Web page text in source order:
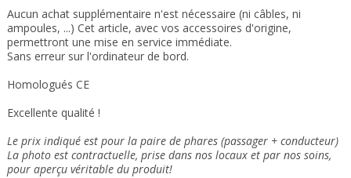
Aucun achat supplémentaire n'est nécessaire (ni câbles, ni
ampoules, ...) Cet article, avec vos accessoires d'origine,
permettront une mise en service immédiate.
Sans erreur sur l'ordinateur de bord.
Homologués CE
Excellente qualité !
Le prix indiqué est pour la paire de phares (passager + conducteur)
La photo est contractuelle, prise dans nos locaux et par nos soins,
pour aperçu véritable du produit!